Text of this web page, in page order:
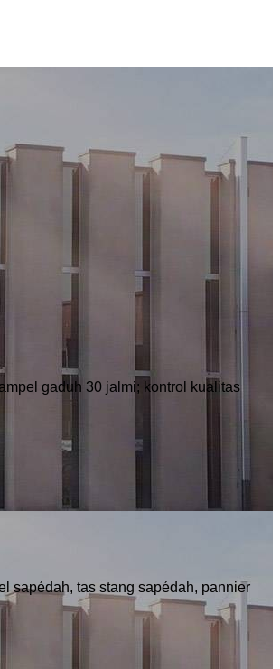
gaduh 30 jalmi; kontrol kualitas
sapédah, tas stang sapédah, pannier